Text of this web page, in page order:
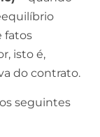
fatos
isto é,
do contrato.
seguintes